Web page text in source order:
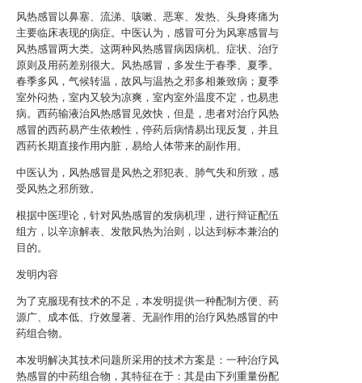
风热感冒以鼻塞、流涕、咳嗽、恶寒、发热、头身疼痛为
主要临床表现的病症。中医认为，感冒可分为风寒感冒与
风热感冒两大类。这两种风热感冒病因病机、症状、治疗
原则及用药差别很大。风热感冒，多发生于春季、夏季。
春季多风，气候转温，故风与温热之邪多相兼致病；夏季
室外闷热，室内又较为凉爽，室内室外温度不定，也易患
病。西药输液治风热感冒见效快，但是，患者对治疗风热
感冒的西药易产生依赖性，停药后病情易出现反复，并且
西药长期直接作用内脏，易给人体带来的副作用。
中医认为，风热感冒是风热之邪犯表、肺气失和所致，感
受风热之邪所致。
根据中医理论，针对风热感冒的发病机理，进行辩证配伍
组方，以辛凉解表、发散风热为治则，以达到标本兼治的
目的。
发明内容
为了克服现有技术的不足，本发明提供一种配制方便、药
源广、成本低、疗效显著、无副作用的治疗风热感冒的中
药组合物。
本发明解决其技术问题所采用的技术方案是：一种治疗风
热感冒的中药组合物，其特征在于：其是由下列重量份配